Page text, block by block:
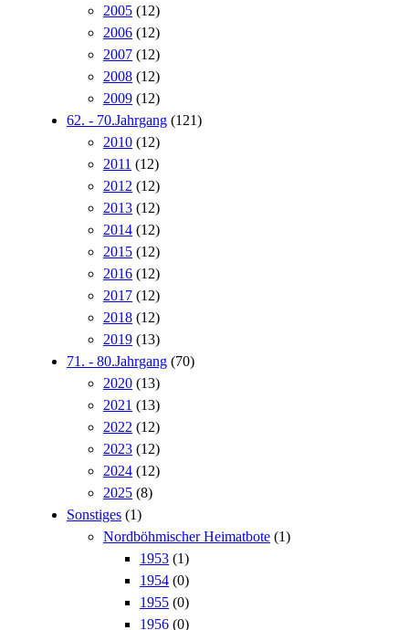
2005 (12)
2006 (12)
2007 (12)
2008 (12)
2009 (12)
62. - 70.Jahrgang (121)
2010 (12)
2011 (12)
2012 (12)
2013 (12)
2014 (12)
2015 (12)
2016 (12)
2017 (12)
2018 (12)
2019 (13)
71. - 80.Jahrgang (70)
2020 (13)
2021 (13)
2022 (12)
2023 (12)
2024 (12)
2025 (8)
Sonstiges (1)
Nordböhmischer Heimatbote (1)
1953 (1)
1954 (0)
1955 (0)
1956 (0)